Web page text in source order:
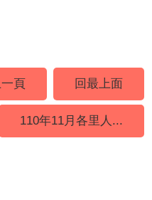
頁
回最上面
110年11月各里人...